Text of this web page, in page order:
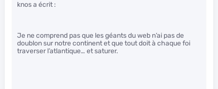
knos a écrit :
Je ne comprend pas que les géants du web n’ai pas de
doublon sur notre continent et que tout doit à chaque foi
traverser l’atlantique… et saturer.